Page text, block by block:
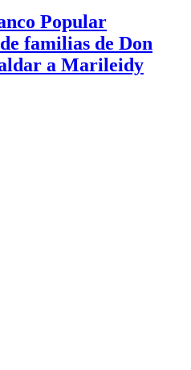
Popular
familias de Don
a Marileidy